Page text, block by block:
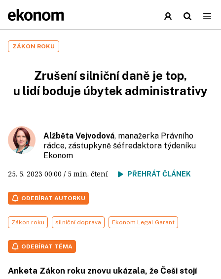
ZÁKON ROKU
Zrušení silniční daně je top,
u lidí boduje úbytek administrativy
Alžběta Vejvodová, manažerka Právního
rádce, zástupkyně šéfredaktora týdeníku
Ekonom
25. 5. 2023 00:00 / 5 min. čtení PŘEHRÁT ČLÁNEK
ODEBÍRAT AUTORKU
Zákon roku silniční doprava Ekonom Legal Garant
ODEBÍRAT TÉMA
Anketa Zákon roku znovu ukázala, že Češi stojí